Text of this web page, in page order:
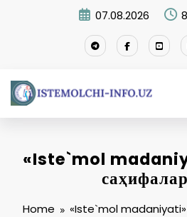
07.08.2026
«Iste`mol
Home «Iste`mol madaniyati»